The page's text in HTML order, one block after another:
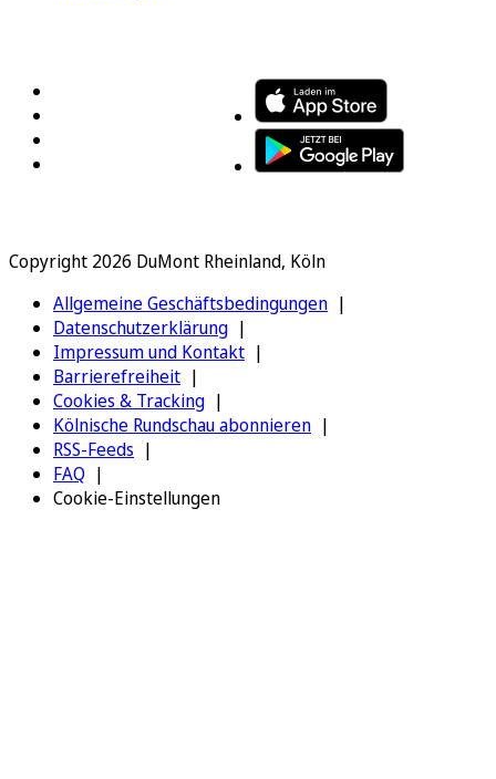
Copyright 2026 DuMont Rheinland, Köln
Allgemeine Geschäftsbedingungen
Datenschutzerklärung
Impressum und Kontakt
Barrierefreiheit
Cookies & Tracking
Kölnische Rundschau abonnieren
RSS-Feeds
FAQ
Cookie-Einstellungen